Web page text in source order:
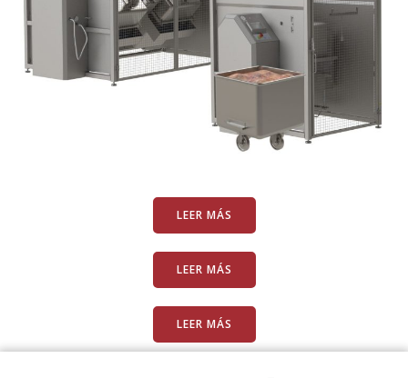
LEER MÁS
LEER MÁS
LEER MÁS